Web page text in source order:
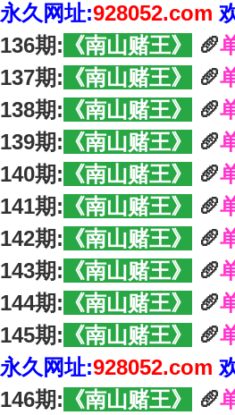
永久网址:928052.com
136期: 《南山赌王》 🥖
137期: 《南山赌王》 🥖
138期: 《南山赌王》 🥖
139期: 《南山赌王》 🥖
140期: 《南山赌王》 🥖
141期: 《南山赌王》 🥖
142期: 《南山赌王》 🥖
143期: 《南山赌王》 🥖
144期: 《南山赌王》 🥖
145期: 《南山赌王》 🥖
永久网址:928052.com
146期: 《南山赌王》 🥖